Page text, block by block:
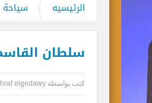
الرئيسيه سياحة
سلطان
كتب بواسطة elgedawy